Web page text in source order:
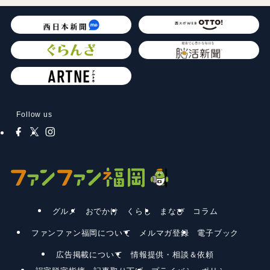
Follow us
グルメ おでかけ くらし まなび コラム
ファンファン福岡について メルマガ登録 電子ブック
広告掲載について
情報提供・相談＆依頼